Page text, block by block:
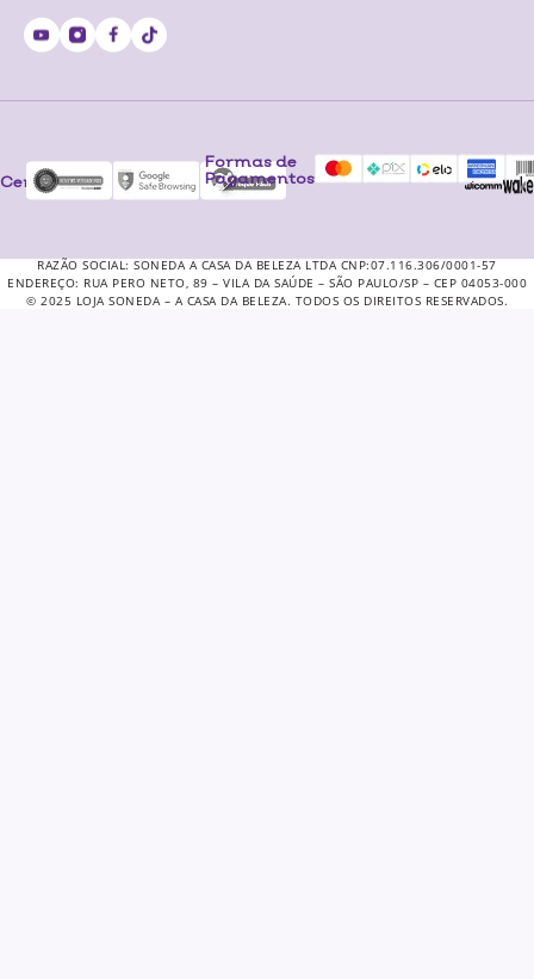
Certificados
Formas de
Pagamentos
RAZÃO SOCIAL: SONEDA A CASA DA BELEZA LTDA CNP:07.116.306/0001-57
ENDEREÇO: RUA PERO NETO, 89 – VILA DA SAÚDE – SÃO PAULO/SP – CEP 04053-000
© 2025 LOJA SONEDA – A CASA DA BELEZA. TODOS OS DIREITOS RESERVADOS.